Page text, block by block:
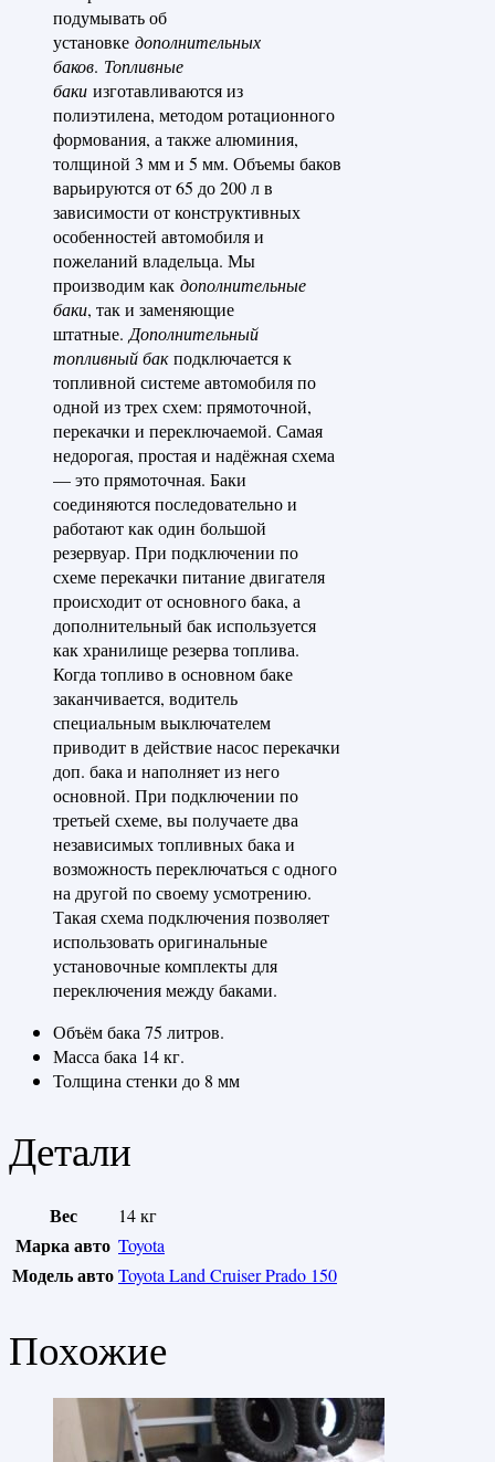
подумывать об
установке дополнительных
баков. Топливные
баки изготавливаются из
полиэтилена, методом ротационного
формования, а также алюминия,
толщиной 3 мм и 5 мм. Объемы баков
варьируются от 65 до 200 л в
зависимости от конструктивных
особенностей автомобиля и
пожеланий владельца. Мы
производим как дополнительные
баки, так и заменяющие
штатные. Дополнительный
топливный бакподключается к
топливной системе автомобиля по
одной из трех схем: прямоточной,
перекачки и переключаемой. Самая
недорогая, простая и надёжная схема
— это прямоточная. Баки
соединяются последовательно и
работают как один большой
резервуар. При подключении по
схеме перекачки питание двигателя
происходит от основного бака, а
дополнительный бак используется
как хранилище резерва топлива.
Когда топливо в основном баке
заканчивается, водитель
специальным выключателем
приводит в действие насос перекачки
доп. бака и наполняет из него
основной. При подключении по
третьей схеме, вы получаете два
независимых топливных бака и
возможность переключаться с одного
на другой по своему усмотрению.
Такая схема подключения позволяет
использовать оригинальные
установочные комплекты для
переключения между баками.
Объём бака 75 литров.
Масса бака 14 кг.
Толщина стенки до 8 мм
Детали
Вес 14 кг
Марка авто Toyota
Модель автоToyota Land Cruiser Prado 150
Похожие